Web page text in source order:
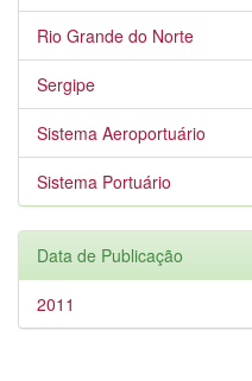
Rio Grande do Norte
Sergipe
Sistema Aeroportuário
Sistema Portuário
Data de Publicação
2011